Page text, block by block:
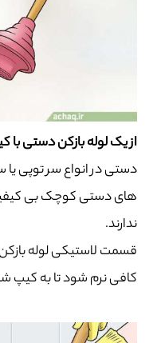
از یک لوله بازکن دستی با
دستی در انواع سر توپی یا
های دستی کوچک بی
ندارند.
قسمت لاستیکی لوله بازکن
کافی نرم شود تا به